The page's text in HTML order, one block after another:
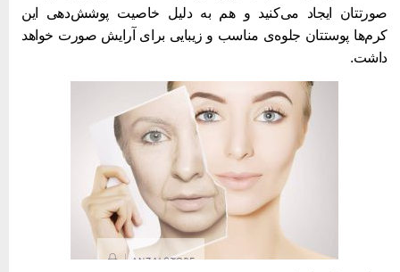
ایجاد می‌کنید و هم به دلیل خاصیت پوشش‌دهی این
کرم‌‎ها پوستتان جلوه‌ی مناسب و زیبایی برای آرایش صورت خواهد